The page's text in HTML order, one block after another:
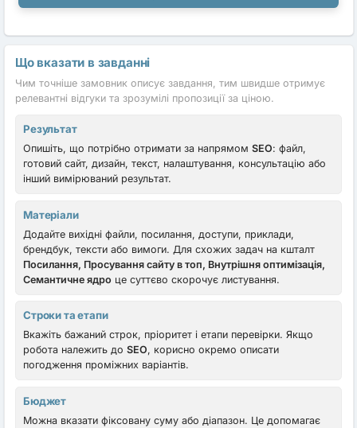
Що вказати в завданні
Чим точніше замовник описує завдання, тим швидше отримує
релевантні відгуки та зрозумілі пропозиції за ціною.
Результат
Опишіть, що потрібно отримати за напрямом SEO: файл,
готовий сайт, дизайн, текст, налаштування, консультацію або
інший вимірюваний результат.
Матеріали
Додайте вихідні файли, посилання, доступи, приклади,
брендбук, тексти або вимоги. Для схожих задач на кшталт
Посилання, Просування сайту в топ, Внутрішня оптимізація,
Семантичне ядро це суттєво скорочує листування.
Строки та етапи
Вкажіть бажаний строк, пріоритет і етапи перевірки. Якщо
робота належить до SEO, корисно окремо описати
погодження проміжних варіантів.
Бюджет
Можна вказати фіксовану суму або діапазон. Це допомагає